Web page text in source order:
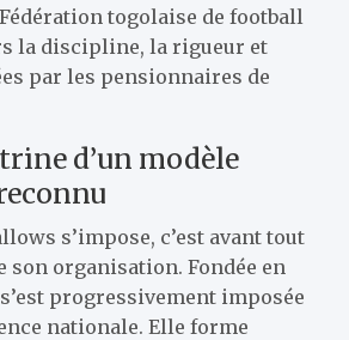
togolaise de football
la discipline, la rigueur et
par les pensionnaires de
d’un modèle
s’impose, c’est avant tout
son organisation. Fondée en
progressivement imposée
nationale. Elle forme